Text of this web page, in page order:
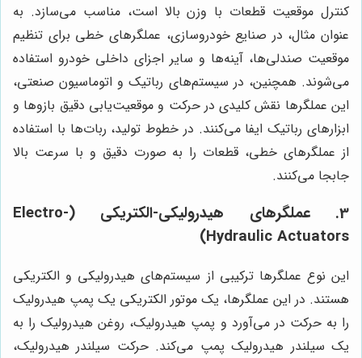
کنترل موقعیت قطعات با وزن بالا است، مناسب می‌سازد. به
عنوان مثال، در صنایع خودروسازی، عملگرهای خطی برای تنظیم
موقعیت صندلی‌ها، آینه‌ها و سایر اجزای داخلی خودرو استفاده
می‌شوند. همچنین، در سیستم‌های رباتیک و اتوماسیون صنعتی،
این عملگرها نقش کلیدی در حرکت و موقعیت‌یابی دقیق بازوها و
ابزارهای رباتیک ایفا می‌کنند. در خطوط تولید، ربات‌ها با استفاده
از عملگرهای خطی، قطعات را به صورت دقیق و با سرعت بالا
جابجا می‌کنند.
3. عملگرهای هیدرولیکی-الکتریکی (Electro-
Hydraulic Actuators)
این نوع عملگرها ترکیبی از سیستم‌های هیدرولیکی و الکتریکی
هستند. در این عملگرها، یک موتور الکتریکی یک پمپ هیدرولیک
را به حرکت در می‌آورد و پمپ هیدرولیک، روغن هیدرولیک را به
یک سیلندر هیدرولیک پمپ می‌کند. حرکت سیلندر هیدرولیک،